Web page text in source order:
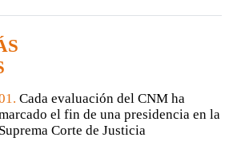
Cada evaluación del CNM ha
el fin de una presidencia en la
Suprema Corte de Justicia